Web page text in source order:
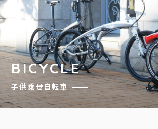
BICYCLE
子供乗せ自転車